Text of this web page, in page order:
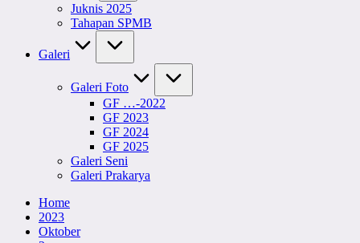
Juknis 2025
Tahapan SPMB
Galeri
Galeri Foto
GF …-2022
GF 2023
GF 2024
GF 2025
Galeri Seni
Galeri Prakarya
Home
2023
Oktober